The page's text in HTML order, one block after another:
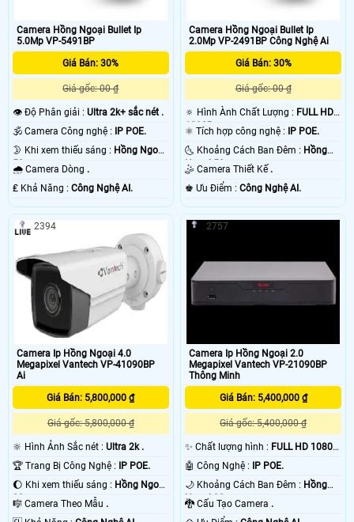
Camera Hồng Ngoại Bullet Ip
5.0Mp VP-5491BP
Giá Bán: 30%
Giá gốc: 00 ₫
👁 Độ Phân giải : Ultra 2k+ sắc nét .
🕉️ Camera Công nghệ : IP POE.
🌛 Khi xem thiếu sáng : Hồng Ngoại
50m .🌧️ Camera Dòng .
️₤ Khả Năng : Công Nghệ AI.
Camera Hồng Ngoại Bullet Ip
2.0Mp VP-2491BP Công Nghệ Ai
Giá Bán: 30%
Giá gốc: 00 ₫
🔅 Hình Ành Chất Lượng : FULL HD
1080P .
⚛️ Tích hợp công nghệ : IP POE.
🌜 Khoảng Cách Ban Đêm : Hồng
Ngoại 50m .
🤹 Camera Thiết Kế .
️♚ Ưu Điểm :Công Nghệ AI.
Camera Ip Hồng Ngoại 4.0
Megapixel Vantech VP-41090BP
Ai
Giá Bán: 5,800,000 ₫
Giá gốc: 5,800,000 ₫
🔆 Hình Ảnh Sắc nét : Ultra 2k .
🏆 Trang Bị Công Nghệ :
IP POE.
🌔 Khi xem thiếu sáng : Hồng Ngoại
20m .🎼️ Camera Theo Mẫu .
2394
Camera Ip Hồng Ngoại 2.0
Megapixel Vantech VP-21090BP
Thông Minh
Giá Bán: 5,400,000 ₫
Giá gốc: 5,400,000 ₫
✨ Chất lượng hình : FULL HD 1080P
.
🤖️ Công Nghệ :
IP POE.
🌙 Khoảng Cách Ban Đêm : Hồng
Ngoại 20m .
🐉️ Cấu Tạo Camera .
2757